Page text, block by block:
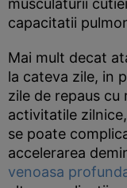
musculaturii
capacitatii
Mai mult decat
la cateva zile, in
zile de repaus cu
activitatile
se poate
accelerarea
venoasa